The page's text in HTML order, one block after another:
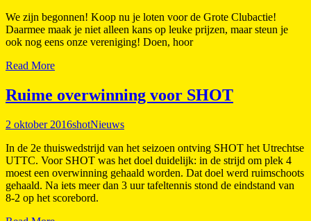
We zijn begonnen! Koop nu je loten voor de Grote Clubactie!
Daarmee maak je niet alleen kans op leuke prijzen, maar steun je
ook nog eens onze vereniging! Doen, hoor
Read More
Ruime overwinning voor SHOT
2 oktober 2016shotNieuws
In de 2e thuiswedstrijd van het seizoen ontving SHOT het Utrechtse
UTTC. Voor SHOT was het doel duidelijk: in de strijd om plek 4
moest een overwinning gehaald worden. Dat doel werd ruimschoots
gehaald. Na iets meer dan 3 uur tafeltennis stond de eindstand van
8-2 op het scorebord.